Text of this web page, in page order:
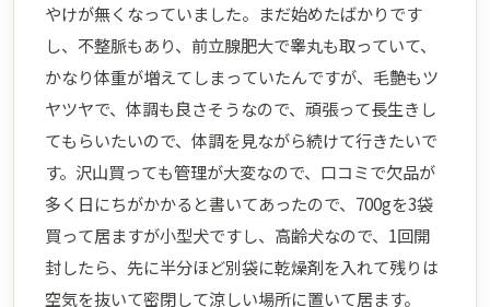
やけが無くなっていました。まだ始めたばかりです
し、不整脈もあり、前立腺肥大で睾丸も取っていて、
かなり体重が増えてしまっていたんですが、毛艶もツ
ヤツヤで、体調も良さそうなので、頑張って長生きし
てもらいたいので、体調を見ながら続けて行きたいで
す。沢山買っても管理が大変なので、口コミで欠品が
多く日にちがかかると書いてあったので、700gを3袋
買って居ますが小型犬ですし、高齢犬なので、1回開
封したら、先に半分ほど別袋に乾燥剤を入れて残りは
空気を抜いて密閉して涼しい場所に置いて居ます。